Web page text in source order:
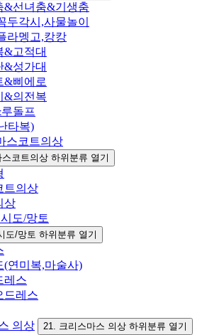
&선녀춤&기생춤
두각시,사물놀이
라멩고,캉캉
&고적대
&성가대
&삐에로
&의전복
돌프
타복)
스코트의상
코트의상 하위분류 열기
트의상
상
도/망토
도/망토 하위분류 열기
(연미복,마술사)
레스
드레스
의상
21. 크리스마스 의상 하위분류 열기